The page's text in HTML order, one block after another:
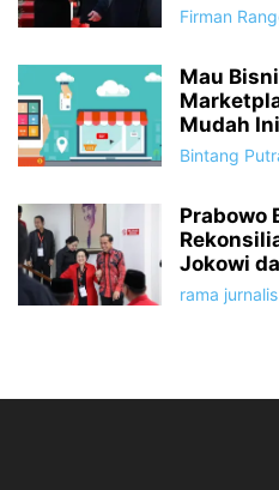
Firman
Mau
Mudah
Bintang
Prabowo
Jokowi
rama jurnalis